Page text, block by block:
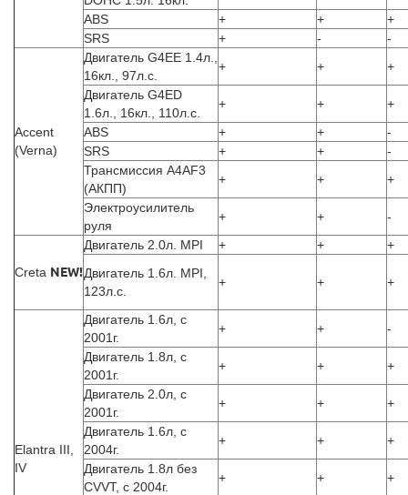
ABS
+ +
+
SRS
+ - -
Accent
(Verna)
Двигатель G4EE 1.4л.,
16кл., 97л.с.
+ +
+
Двигатель G4ED
1.6л., 16кл., 110л.с.
+ +
+
ABS
+ +
-
SRS
+ +
-
Трансмиссия A4AF3
(АКПП)
+ +
+
Электроусилитель
руля
+ + -
Creta NEW!
Двигатель 2.0л. MPI + +
+
Двигатель 1.6л. MPI,
123л.с.
+ + +
Elantra III,
IV
Двигатель 1.6л, с
2001г.
+ +
-
Двигатель 1.8л, с
2001г.
+ +
+
Двигатель 2.0л, с
2001г.
+ +
+
Двигатель 1.6л, с
2004г.
+ +
+
Двигатель 1.8л без
CVVT, с 2004г.
+ +
+